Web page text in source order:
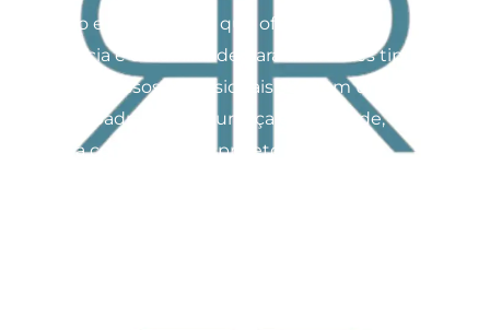
carbono e galvanizado, que oferecem
resistência e durabilidade para diferentes tipos
de obras. Nossos profissionais seguem um
rigoroso padrão de segurança e qualidade,
desde a concepção do projeto até a